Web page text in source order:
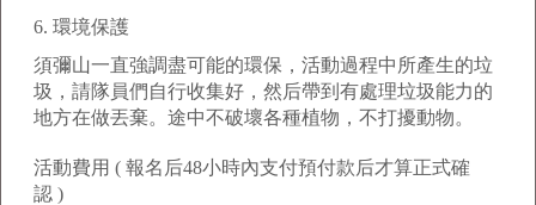
6. 環境保護
須彌山一直強調盡可能的環保，活動過程中所產生的垃
圾，請隊員們自行收集好，然后帶到有處理垃圾能力的
地方在做丟棄。途中不破壞各種植物，不打擾動物。
活動費用 ( 報名后48小時內支付預付款后才算正式確
認 )